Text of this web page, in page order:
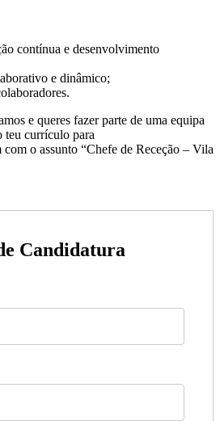
contínua e desenvolvimento
e dinâmico;
e queres fazer parte de uma equipa
teu currículo para
o assunto “Chefe de Receção – Vila
Candidatura